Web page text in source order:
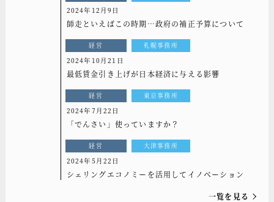
2024年12月9日
師走といえばこの時期…政府の補正予算について
経営 札幌事務所
2024年10月21日
最低賃金引き上げが日本経済に与える影響
経営 東京事務所
2024年7月22日
「でんさい」使っていますか？
経営 大津事務所
2024年5月22日
シェリングエコノミーを活用してイノベーション
一覧を見る